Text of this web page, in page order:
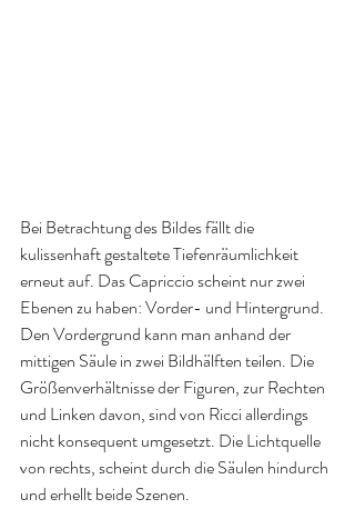
Bei Betrachtung des Bildes fällt die
kulissenhaft gestaltete Tiefenräumlichkeit
erneut auf. Das Capriccio scheint nur zwei
Ebenen zu haben: Vorder- und Hintergrund.
Den Vordergrund kann man anhand der
mittigen Säule in zwei Bildhälften teilen. Die
Größenverhältnisse der Figuren, zur Rechten
und Linken davon, sind von Ricci allerdings
nicht konsequent umgesetzt. Die Lichtquelle
von rechts, scheint durch die Säulen hindurch
und erhellt beide Szenen.